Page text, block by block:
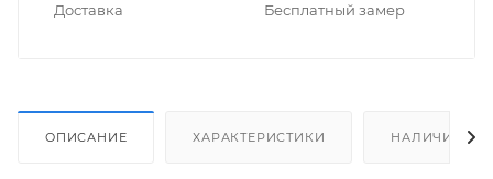
Доставка Бес­плат­ный замер
ОПИСАНИЕ ХАРАКТЕРИСТИКИ НАЛИЧИЕ